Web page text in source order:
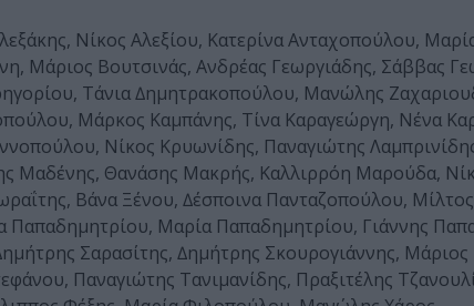
Νίκος Αλεξίου, Κατερίνα Ανταχοπούλου,
Μάριος Βουτσινάς, Ανδρέας Γεωργιάδης, Σάββας
Τάνια ∆ηµητρακοπούλου, Μανώλης
Μάρκος Καµπάνης, Τίνα Καραγεώργη, Νένα
Νίκος Κρυωνίδης, Παναγιώτης
Μαδένης, Θανάσης Μακρής, Καλλιρρόη Μαρούδα,
Βάνα Ξένου, ∆έσποινα Πανταζοπούλου, Μίλτος
Μαρία Παπαδηµητρίου, Γιάννης
Σαρασίτης, ∆ηµήτρης Σκουρογιάννης, Μάριος
Παναγιώτης Τανιµανίδης, Πραξιτέλης